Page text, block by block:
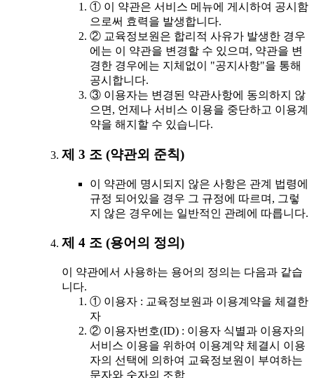
① 이 약관은 서비스 메뉴에 게시하여 공시함
으로써 효력을 발생합니다.
② 교육정보원은 합리적 사유가 발생한 경우
에는 이 약관을 변경할 수 있으며, 약관을 변
경한 경우에는 지체없이 "공지사항"을 통해
공시합니다.
③ 이용자는 변경된 약관사항에 동의하지 않
으면, 언제나 서비스 이용을 중단하고 이용계
약을 해지할 수 있습니다.
제 3 조 (약관외 준칙)
이 약관에 명시되지 않은 사항은 관계 법령에
규정 되어있을 경우 그 규정에 따르며, 그렇
지 않은 경우에는 일반적인 관례에 따릅니다.
제 4 조 (용어의 정의)
이 약관에서 사용하는 용어의 정의는 다음과 같습
니다.
① 이용자 : 교육정보원과 이용계약을 체결한
자
② 이용자번호(ID) : 이용자 식별과 이용자의
서비스 이용을 위하여 이용계약 체결시 이용
자의 선택에 의하여 교육정보원이 부여하는
문자와 숫자의 조합